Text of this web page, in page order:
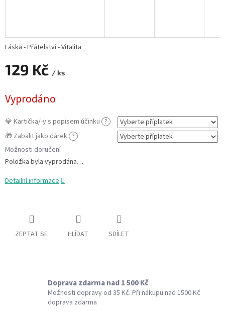
129 Kč / ks
cena:
Vyprodáno
💎 Kartička/-y s popisem účinku ?
🎁 Zabalit jako dárek ?
Možnosti doručení
Položka byla vyprodána…
Láska - Přátelství - Vitalita
Detailní informace
ZEPTAT SE HLÍDAT SDÍLET
Doprava zdarma nad 1 500 Kč
Možnosti dopravy od 35 Kč. Při nákupu nad 1500 Kč
doprava zdarma